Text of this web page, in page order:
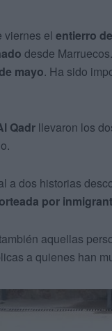
viernes el entierro
desde
mayo. Ha sido
Qadr llevaron los
a dos historias
por
aquellas
a quienes han